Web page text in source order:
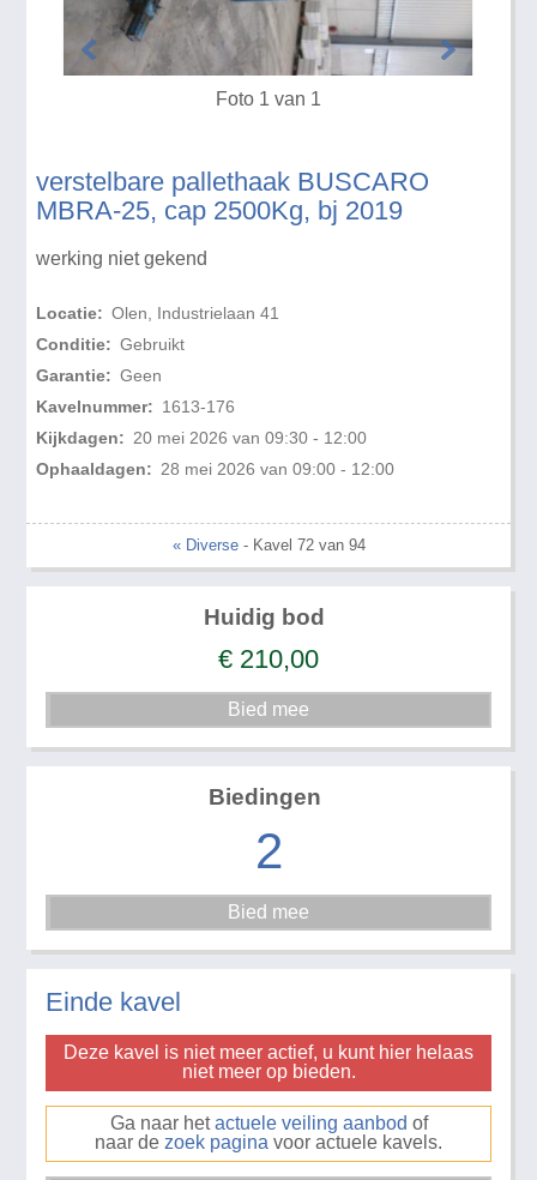
verstelbare pallethaak BUSCARO
MBRA-25, cap 2500Kg, bj 2019
werking niet gekend
Locatie: Olen, Industrielaan 41
Conditie: Gebruikt
Garantie: Geen
Kavelnummer: 1613-176
Kijkdagen: 20 mei 2026 van 09:30 - 12:00
Ophaaldagen: 28 mei 2026 van 09:00 - 12:00
Foto 1 van 1
« Diverse- Kavel 72 van 94
Huidig bod
€ 210,00
Biedingen
2
Einde kavel
Deze kavel is niet meer actief, u kunt hier helaas
niet meer op bieden.
Ga naar hetactuele veiling aanbod of
naar de zoek pagina voor actuele kavels.